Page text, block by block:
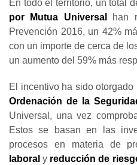
En todo el territorio, un total
por Mutua Universal
han
Prevención 2016, un 42%
con un importe de cerca de
un aumento del 59% más
El incentivo ha sido otorgado
Ordenación de la
Universal, una vez
Estos se basan en las
procesos en materia de
laboral y reducción de